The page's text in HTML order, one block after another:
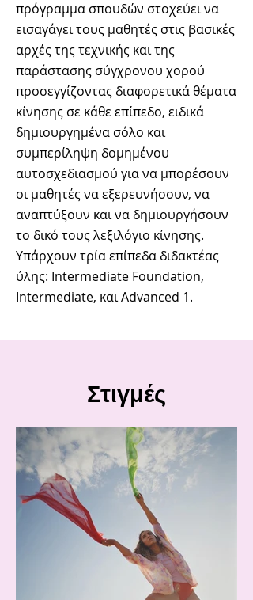
πρόγραμμα σπουδών στοχεύει να
εισαγάγει τους μαθητές στις βασικές
αρχές της τεχνικής και της
παράστασης σύγχρονου χορού
προσεγγίζοντας διαφορετικά θέματα
κίνησης σε κάθε επίπεδο, ειδικά
δημιουργημένα σόλο και
συμπερίληψη δομημένου
αυτοσχεδιασμού για να μπορέσουν
οι μαθητές να εξερευνήσουν, να
αναπτύξουν και να δημιουργήσουν
το δικό τους λεξιλόγιο κίνησης.
Υπάρχουν τρία επίπεδα διδακτέας
ύλης: Intermediate Foundation,
Intermediate, και Advanced 1.
​Στιγμές